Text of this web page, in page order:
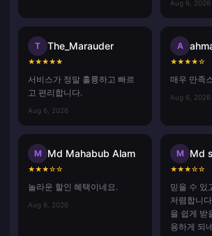
Aug 6, 2026
T The_Marauder
★★★★★
서비스가 정말 훌륭하고 빠르
고 편리합니다.
Aug 6, 2026
A
★★★★☆
매우 만족
Aug 6, 2026
M Md Mahabub Alam
★★★☆☆
놀라운 할인 혜택이네요.
Aug 6, 2026
M Md
★★★☆☆
믿을 수 있
저렴합니
을 쉽게 받
용하게 되